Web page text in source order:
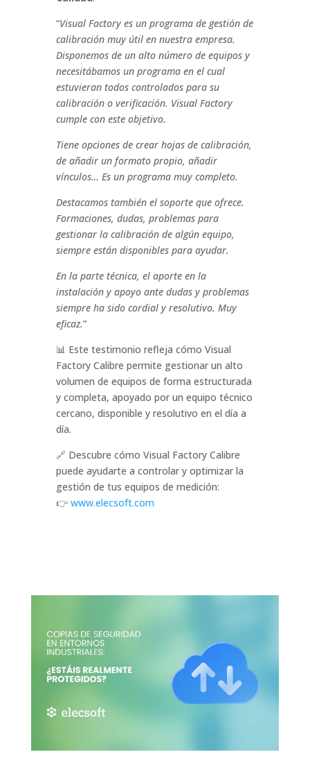
“Visual Factory es un programa de gestión de
calibración muy útil en nuestra empresa.
Disponemos de un alto número de equipos y
necesitábamos un programa en el cual
estuvieran todos controlados para su
calibración o verificación. Visual Factory
cumple con este objetivo.
Tiene opciones de crear hojas de calibración,
de añadir un formato propio, añadir
vínculos… Es un programa muy completo.
Destacamos también el soporte que ofrece.
Formaciones, dudas, problemas para
gestionar la calibración de algún equipo,
siempre están disponibles para ayudar.
En la parte técnica, el aporte en la
instalación y apoyo ante dudas y problemas
siempre ha sido cordial y resolutivo. Muy
eficaz.”
📊 Este testimonio refleja cómo Visual
Factory Calibre permite gestionar un alto
volumen de equipos de forma estructurada
y completa, apoyado por un equipo técnico
cercano, disponible y resolutivo en el día a
día.
🔗 Descubre cómo Visual Factory Calibre
puede ayudarte a controlar y optimizar la
gestión de tus equipos de medición:
👉 www.elecsoft.com